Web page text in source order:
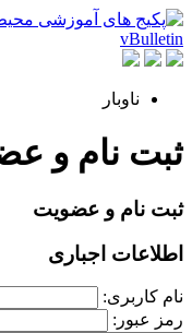
ناوبار
ثبت نام و
ثبت نام و عضویت
اطلاعات اجباری
نام کاربری:
رمز عبور: